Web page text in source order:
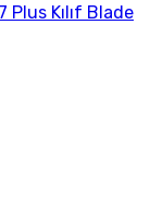
Kılıf Blade